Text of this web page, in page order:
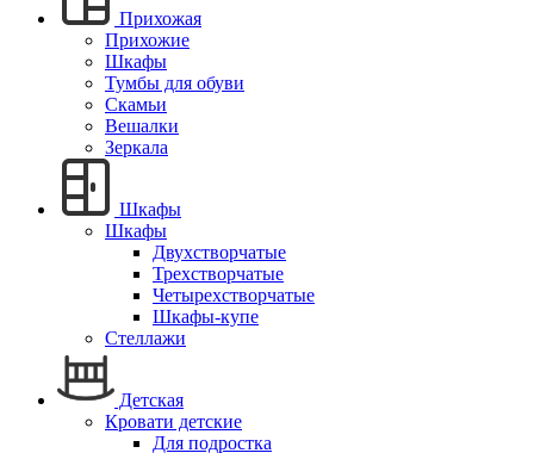
Прихожая
Прихожие
Шкафы
Тумбы для обуви
Скамьи
Вешалки
Зеркала
Шкафы
Шкафы
Двухстворчатые
Трехстворчатые
Четырехстворчатые
Шкафы-купе
Стеллажи
Детская
Кровати детские
Для подростка